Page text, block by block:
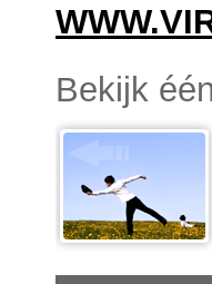
Bekijk